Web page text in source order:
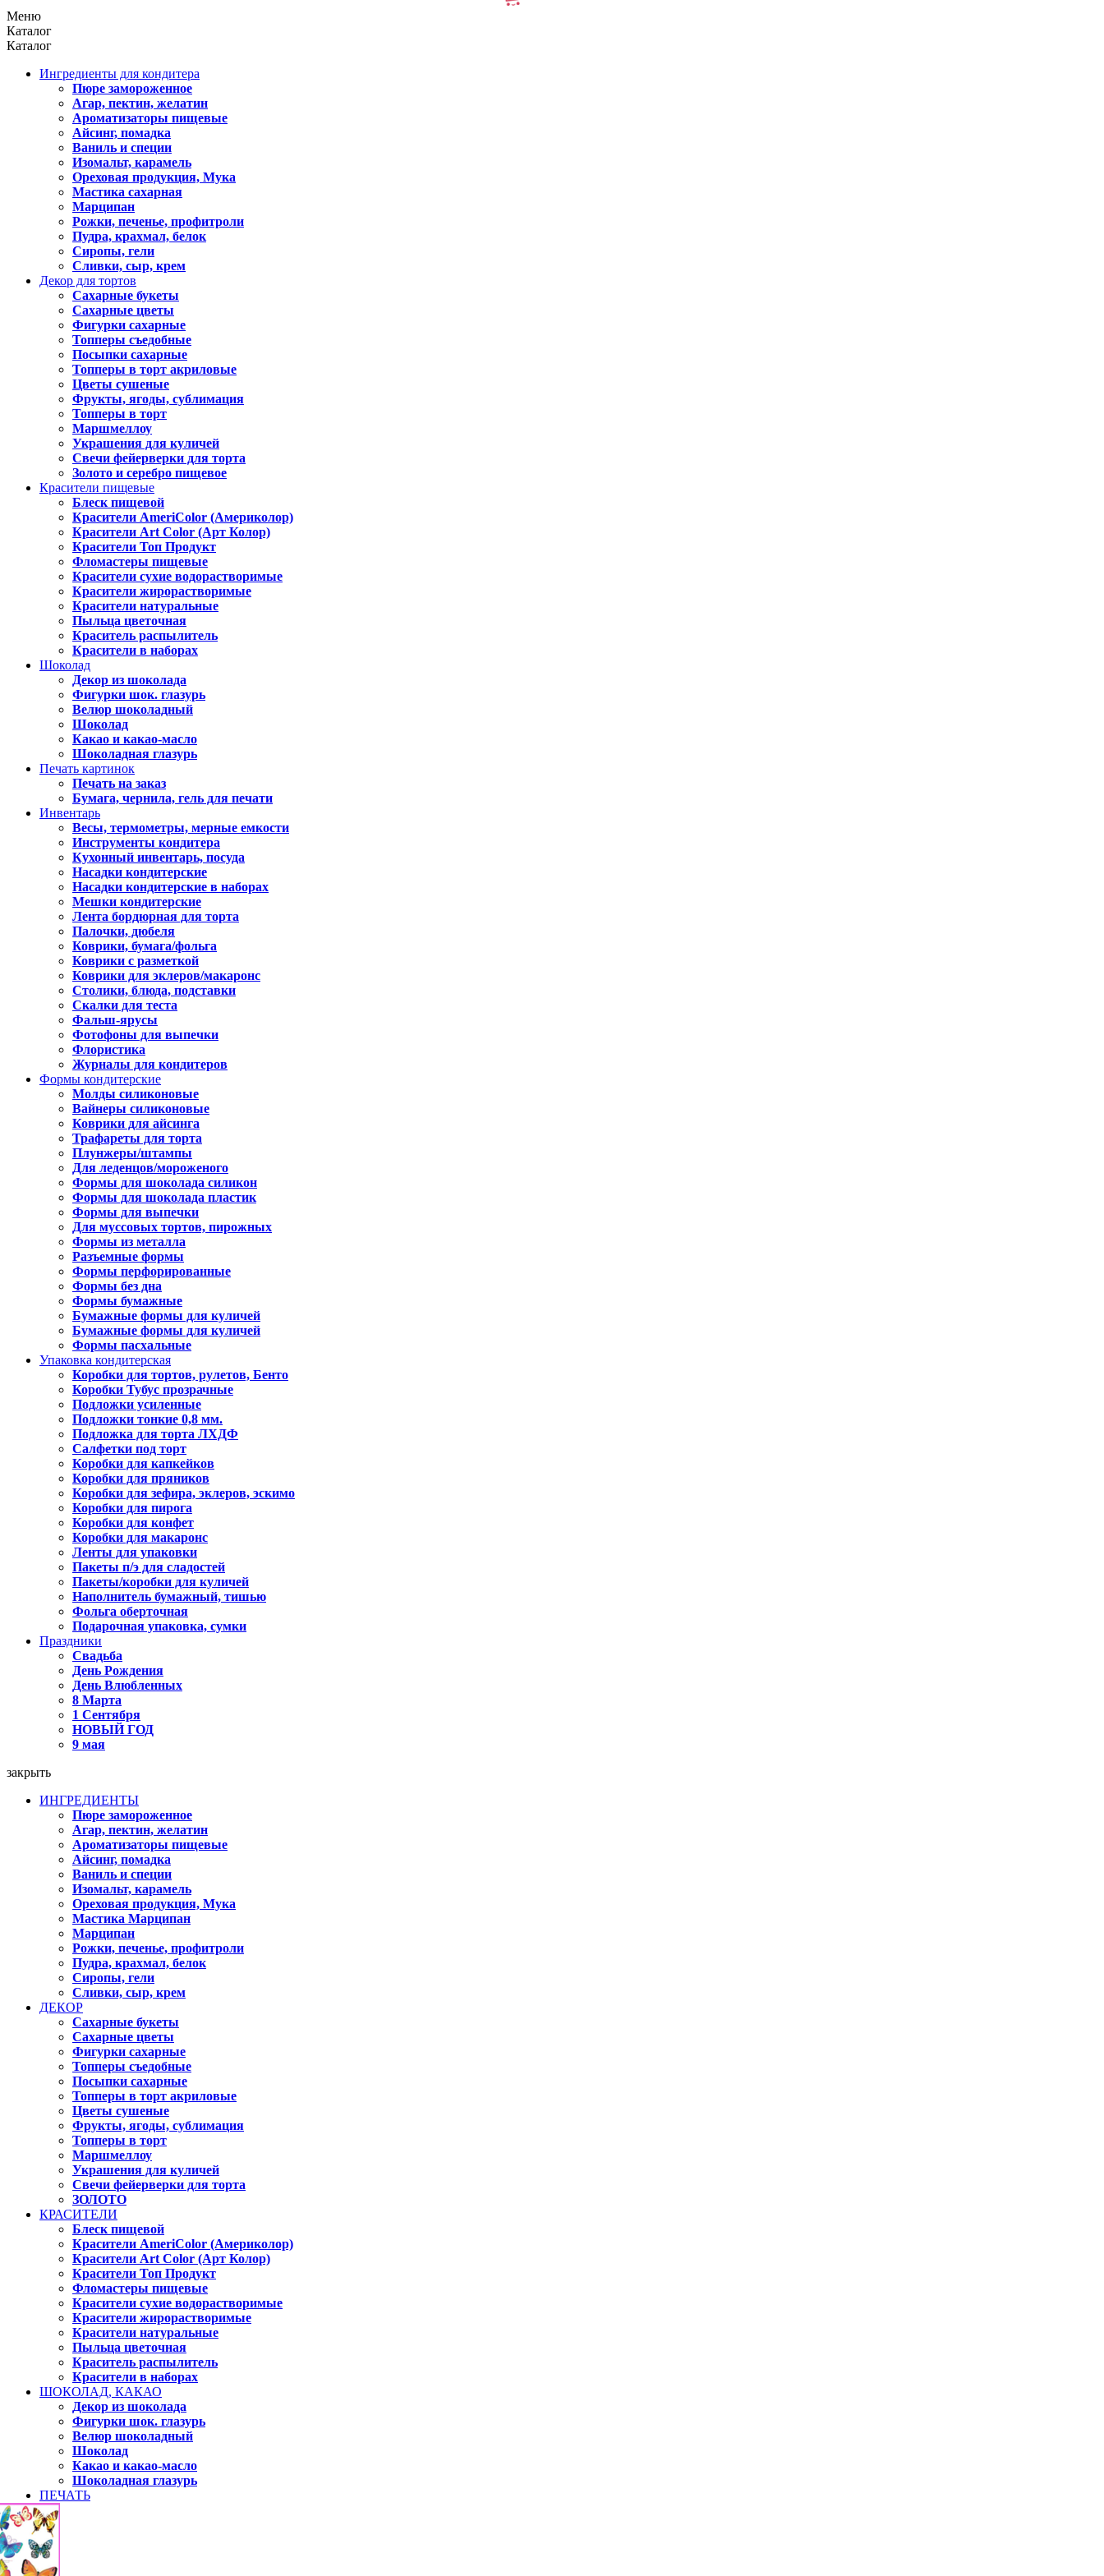
Меню
Каталог
Каталог
Ингредиенты для кондитера
Пюре замороженное
Агар, пектин, желатин
Ароматизаторы пищевые
Айсинг, помадка
Ваниль и специи
Изомальт, карамель
Ореховая продукция, Мука
Мастика сахарная
Марципан
Рожки, печенье, профитроли
Пудра, крахмал, белок
Сиропы, гели
Сливки, сыр, крем
Декор для тортов
Сахарные букеты
Сахарные цветы
Фигурки сахарные
Топперы съедобные
Посыпки сахарные
Топперы в торт акриловые
Цветы сушеные
Фрукты, ягоды, сублимация
Топперы в торт
Маршмеллоу
Украшения для куличей
Свечи фейерверки для торта
Золото и серебро пищевое
Красители пищевые
Блеск пищевой
Красители AmeriColor (Америколор)
Красители Art Color (Арт Колор)
Красители Топ Продукт
Фломастеры пищевые
Красители сухие водорастворимые
Красители жирорастворимые
Красители натуральные
Пыльца цветочная
Краситель распылитель
Красители в наборах
Шоколад
Декор из шоколада
Фигурки шок. глазурь
Велюр шоколадный
Шоколад
Какао и какао-масло
Шоколадная глазурь
Печать картинок
Печать на заказ
Бумага, чернила, гель для печати
Инвентарь
Весы, термометры, мерные емкости
Инструменты кондитера
Кухонный инвентарь, посуда
Насадки кондитерские
Насадки кондитерские в наборах
Мешки кондитерские
Лента бордюрная для торта
Палочки, дюбеля
Коврики, бумага/фольга
Коврики с разметкой
Коврики для эклеров/макаронс
Столики, блюда, подставки
Скалки для теста
Фальш-ярусы
Фотофоны для выпечки
Флористика
Журналы для кондитеров
Формы кондитерские
Молды силиконовые
Вайнеры силиконовые
Коврики для айсинга
Трафареты для торта
Плунжеры/штампы
Для леденцов/мороженого
Формы для шоколада силикон
Формы для шоколада пластик
Формы для выпечки
Для муссовых тортов, пирожных
Формы из металла
Разъемные формы
Формы перфорированные
Формы без дна
Формы бумажные
Бумажные формы для куличей
Бумажные формы для куличей
Формы пасхальные
Упаковка кондитерская
Коробки для тортов, рулетов, Бенто
Коробки Тубус прозрачные
Подложки усиленные
Подложки тонкие 0,8 мм.
Подложка для торта ЛХДФ
Салфетки под торт
Коробки для капкейков
Коробки для пряников
Коробки для зефира, эклеров, эскимо
Коробки для пирога
Коробки для конфет
Коробки для макаронс
Ленты для упаковки
Пакеты п/э для сладостей
Пакеты/коробки для куличей
Наполнитель бумажный, тишью
Фольга оберточная
Подарочная упаковка, сумки
Праздники
Свадьба
День Рождения
День Влюбленных
8 Марта
1 Сентября
НОВЫЙ ГОД
9 мая
закрыть
ИНГРЕДИЕНТЫ
Пюре замороженное
Агар, пектин, желатин
Ароматизаторы пищевые
Айсинг, помадка
Ваниль и специи
Изомальт, карамель
Ореховая продукция, Мука
Мастика Марципан
Марципан
Рожки, печенье, профитроли
Пудра, крахмал, белок
Сиропы, гели
Сливки, сыр, крем
ДЕКОР
Сахарные букеты
Сахарные цветы
Фигурки сахарные
Топперы съедобные
Посыпки сахарные
Топперы в торт акриловые
Цветы сушеные
Фрукты, ягоды, сублимация
Топперы в торт
Маршмеллоу
Украшения для куличей
Свечи фейерверки для торта
ЗОЛОТО
КРАСИТЕЛИ
Блеск пищевой
Красители AmeriColor (Америколор)
Красители Art Color (Арт Колор)
Красители Топ Продукт
Фломастеры пищевые
Красители сухие водорастворимые
Красители жирорастворимые
Красители натуральные
Пыльца цветочная
Краситель распылитель
Красители в наборах
ШОКОЛАД, КАКАО
Декор из шоколада
Фигурки шок. глазурь
Велюр шоколадный
Шоколад
Какао и какао-масло
Шоколадная глазурь
ПЕЧАТЬ